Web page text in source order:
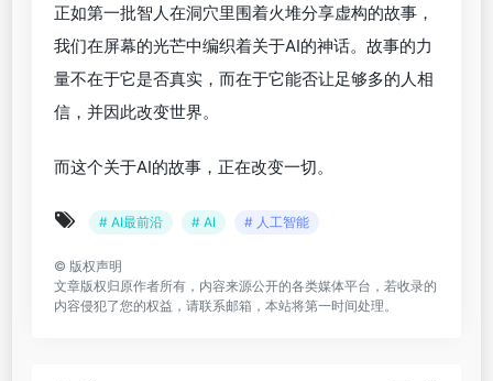
正如第一批智人在洞穴里围着火堆分享虚构的故事，
我们在屏幕的光芒中编织着关于AI的神话。故事的力
量不在于它是否真实，而在于它能否让足够多的人相
信，并因此改变世界。
而这个关于AI的故事，正在改变一切。
# AI最前沿 # AI # 人工智能
© 版权声明
文章版权归原作者所有，内容来源公开的各类媒体平台，若收录的
内容侵犯了您的权益，请联系邮箱，本站将第一时间处理。